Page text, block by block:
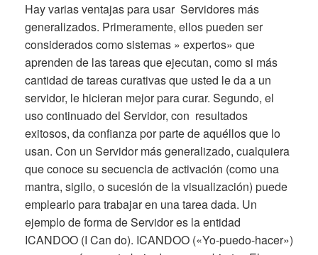
Hay varias ventajas para usar Servidores más
generalizados. Primeramente, ellos pueden ser
considerados como sistemas » expertos» que
aprenden de las tareas que ejecutan, como si más
cantidad de tareas curativas que usted le da a un
servidor, le hicieran mejor para curar. Segundo, el
uso continuado del Servidor, con resultados
exitosos, da confianza por parte de aquéllos que lo
usan. Con un Servidor más generalizado, cualquiera
que conoce su secuencia de activación (como una
mantra, sigilo, o sucesión de la visualización) puede
emplearlo para trabajar en una tarea dada. Un
ejemplo de forma de Servidor es la entidad
ICANDOO (I Can do). ICANDOO («Yo-puedo-hacer»)